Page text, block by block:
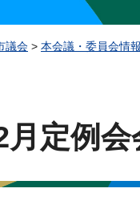
議会 > 本会議・委員会情報
月定例会